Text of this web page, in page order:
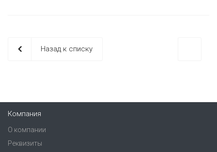
Назад к списку
Компания
О компании
Реквизиты